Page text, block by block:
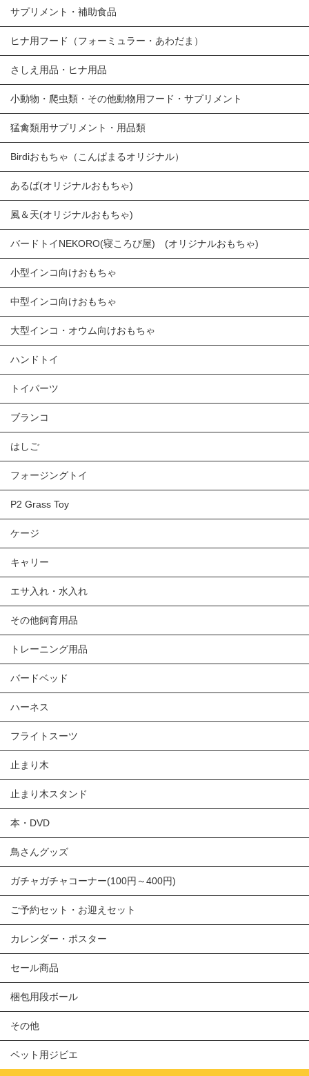
サプリメント・補助食品
ヒナ用フード（フォーミュラー・あわだま）
さしえ用品・ヒナ用品
小動物・爬虫類・その他動物用フード・サプリメント
猛禽類用サプリメント・用品類
Birdiおもちゃ（こんぱまるオリジナル）
あるば(オリジナルおもちゃ)
風＆天(オリジナルおもちゃ)
バードトイNEKORO(寝ころび屋) (オリジナルおもちゃ)
小型インコ向けおもちゃ
中型インコ向けおもちゃ
大型インコ・オウム向けおもちゃ
ハンドトイ
トイパーツ
ブランコ
はしご
フォージングトイ
P2 Grass Toy
ケージ
キャリー
エサ入れ・水入れ
その他飼育用品
トレーニング用品
バードベッド
ハーネス
フライトスーツ
止まり木
止まり木スタンド
本・DVD
鳥さんグッズ
ガチャガチャコーナー(100円～400円)
ご予約セット・お迎えセット
カレンダー・ポスター
セール商品
梱包用段ボール
その他
ペット用ジビエ